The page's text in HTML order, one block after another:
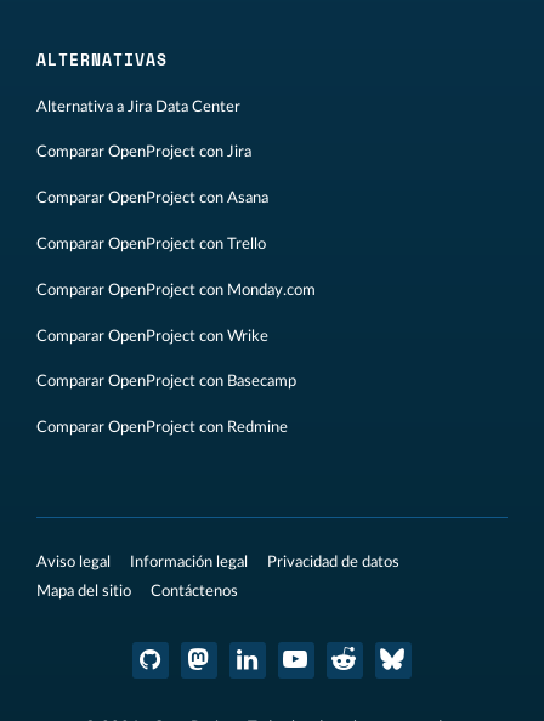
ALTERNATIVAS
Alternativa a Jira Data Center
Comparar OpenProject con Jira
Comparar OpenProject con Asana
Comparar OpenProject con Trello
Comparar OpenProject con Monday.com
Comparar OpenProject con Wrike
Comparar OpenProject con Basecamp
Comparar OpenProject con Redmine
Aviso legal Información legal
Privacidad de datos
Mapa del sitio
Contáctenos